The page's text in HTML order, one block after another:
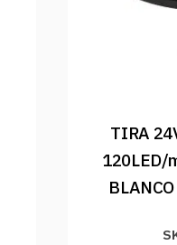
TIRA
120LED/